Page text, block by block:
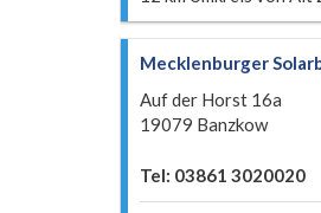
Mecklenburger
Auf der Horst 16a
19079 Banzkow
Tel: 03861 3020020